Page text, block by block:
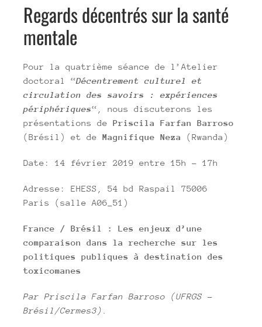
Regards décentrés sur la santé
mentale
Pour la quatrième séance de l’Atelier
doctoral “Décentrement culturel et
circulation des savoirs : expériences
périphériques“, nous discuterons les
présentations de Priscila Farfan Barroso
(Brésil)
et de Magnifique Neza (Rwanda)
Date: 14 février 2019 entre 15h – 17h
Adresse: EHESS, 54 bd Raspail 75006
Paris (salle A06_51)
France / Brésil : Les enjeux d’une
comparaison dans la recherche sur les
politiques publiques à destination des
toxicomanes
Par Priscila Farfan Barroso (UFRGS –
Brésil/Cermes3).